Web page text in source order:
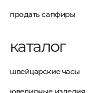
продать сапфиры
каталог
швейцарские часы